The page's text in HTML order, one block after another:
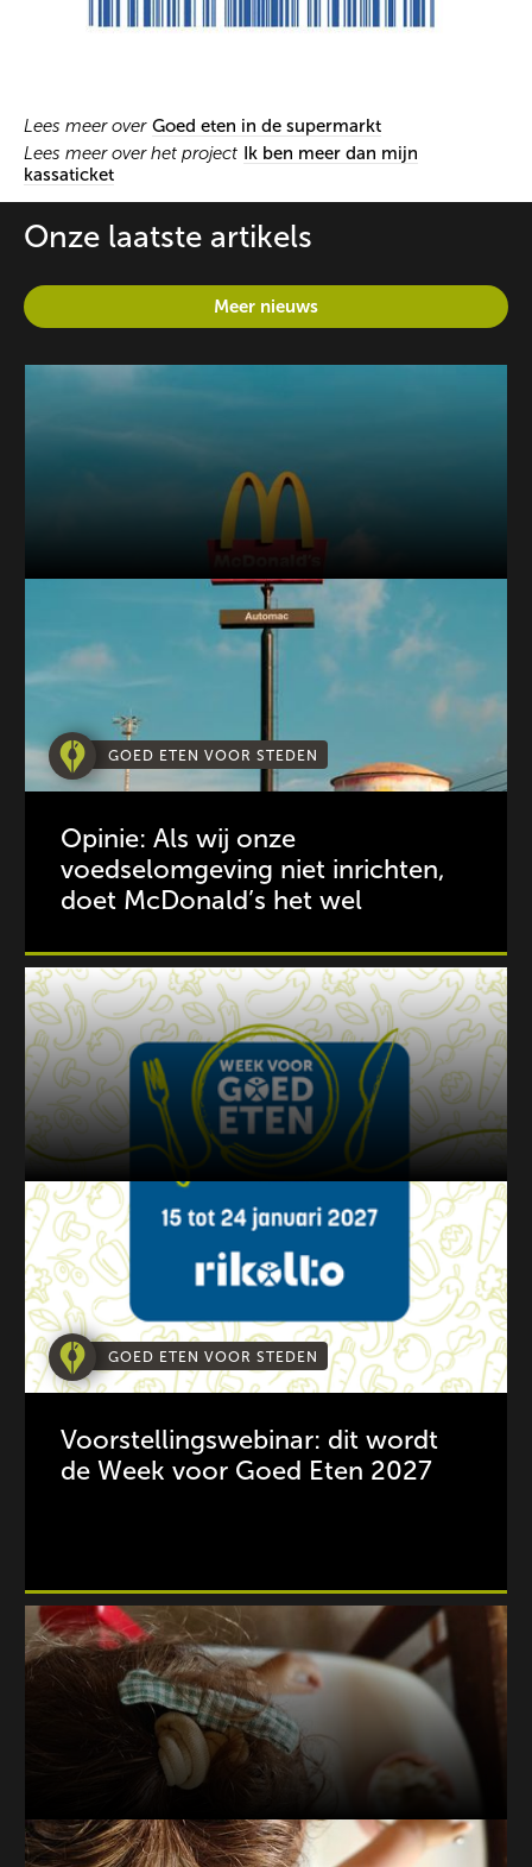
Lees meer over Goed eten in de supermarkt
Lees meer over het project
Ik ben meer dan mijn
kassaticket
Onze laatste artikels
Meer nieuws
GOED ETEN VOOR STEDEN
Opinie: Als wij onze
voedselomgeving niet inrichten,
doet McDonald’s het wel
GOED ETEN VOOR STEDEN
Voorstellingswebinar: dit wordt
de Week voor Goed Eten 2027